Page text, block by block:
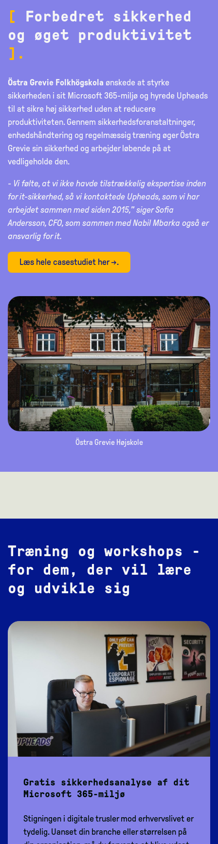
[ Forbedret sikkerhed
og øget produktivitet
].
Östra Grevie Folkhögskola ønskede at styrke
sikkerheden i sit Microsoft 365-miljø og hyrede Upheads
til at sikre høj sikkerhed uden at reducere
produktiviteten. Gennem sikkerhedsforanstaltninger,
enhedshåndtering og regelmæssig træning øger Östra
Grevie sin sikkerhed og arbejder løbende på at
vedligeholde den.
- Vi følte, at vi ikke havde tilstrækkelig ekspertise inden
for it-sikkerhed, så vi kontaktede Upheads, som vi har
arbejdet sammen med siden 2015," siger Sofia
Andersson, CFO, som sammen med Nabil Mbarka også er
ansvarlig for it.
Læs hele casestudiet her →.
Östra Grevie Højskole
Træning og workshops -
for dem, der vil lære
og udvikle sig
Gratis sikkerhedsanalyse af dit
Microsoft 365-miljø
Stigningen i digitale trusler mod erhvervslivet er
tydelig. Uanset din branche eller størrelsen på